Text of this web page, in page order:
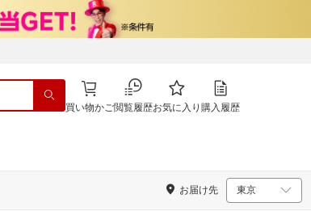
買い物かご閲覧履歴お気に入り 購入履歴
お届け先